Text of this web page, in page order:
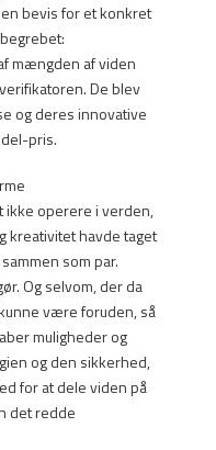
bevis for et konkret
mængden af viden
De blev
og deres innovative
pris.
ikke operere i verden,
kreativitet havde taget
som par.
Og selvom, der da
være foruden, så
muligheder og
og den sikkerhed,
for at dele viden på
det redde